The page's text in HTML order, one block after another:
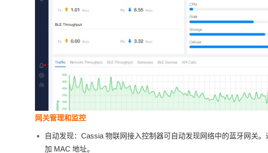
网关管理和监控
自动发现：Cassia 物联网接入控制器可自动发现网络中的蓝牙网关
加 MAC 地址。